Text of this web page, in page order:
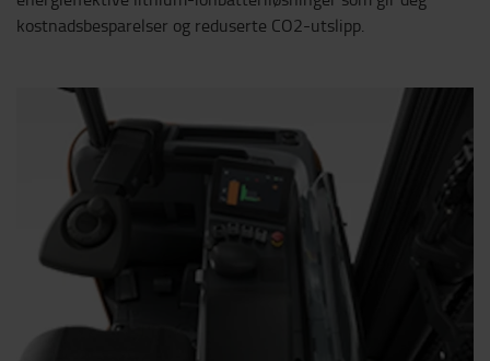
kostnadsbesparelser og reduserte CO2-utslipp.